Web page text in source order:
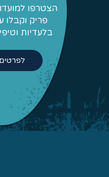
הצטרפו
פריק וקבלו
בלעדיות